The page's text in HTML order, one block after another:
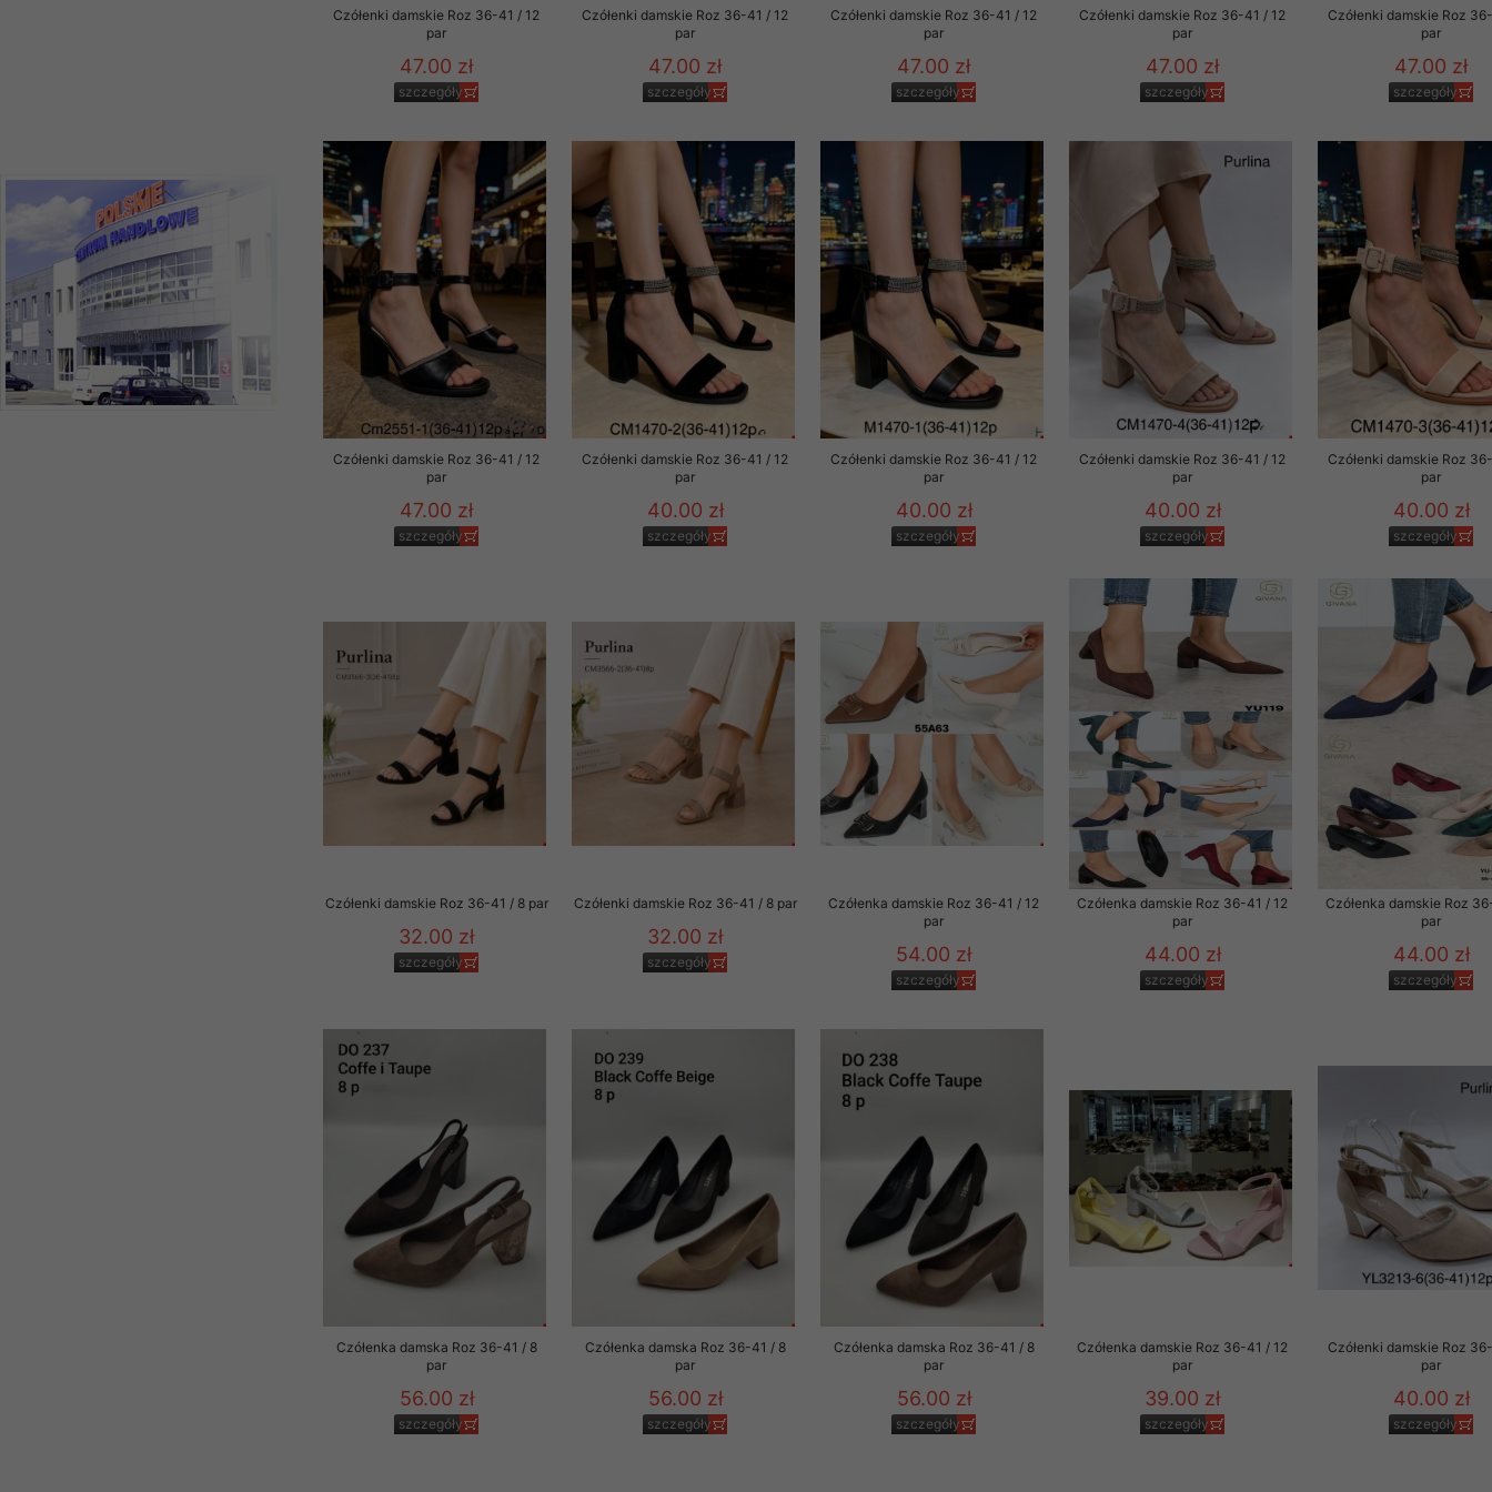
Czółenki damskie Roz 36-41 / 12
par
47.00 zł
szczegóły
Czółenki damskie Roz 36-41 / 12
par
47.00 zł
szczegóły
Czółenki damskie Roz 36-41 / 12
par
47.00 zł
szczegóły
Czółenki damskie Roz 36-41 / 12
par
47.00 zł
szczegóły
Czółenki damskie Roz
par
47.00 zł
szczegóły
Czółenki damskie Roz 36-41 / 12
par
47.00 zł
szczegóły
Czółenki damskie Roz 36-41 / 12
par
40.00 zł
szczegóły
Czółenki damskie Roz 36-41 / 12
par
40.00 zł
szczegóły
Czółenki damskie Roz 36-41 / 12
par
40.00 zł
szczegóły
Czółenki damskie Roz
par
40.00 zł
szczegóły
Czółenki damskie Roz 36-41 / 8 par
32.00 zł
szczegóły
Czółenki damskie Roz 36-41 / 8 par
32.00 zł
szczegóły
Czółenka damskie Roz 36-41 / 12
par
54.00 zł
szczegóły
Czółenka damskie Roz 36-41 / 12
par
44.00 zł
szczegóły
Czółenka damskie Roz
par
44.00 zł
szczegóły
Czółenka damska Roz 36-41 / 8
par
56.00 zł
szczegóły
Czółenka damska Roz 36-41 / 8
par
56.00 zł
szczegóły
Czółenka damska Roz 36-41 / 8
par
56.00 zł
szczegóły
Czółenka damskie Roz 36-41 / 12
par
39.00 zł
szczegóły
Czółenki damskie Roz
par
40.00 zł
szczegóły